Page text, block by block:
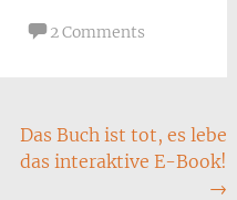
2 Comments
Das Buch ist tot, es lebe
das interaktive E-Book!
→